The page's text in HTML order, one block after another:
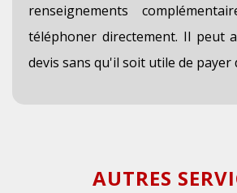
renseignements
téléphoner directement. Il peut
devis sans qu'il soit utile de payer
AUTRES